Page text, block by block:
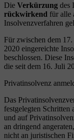
Die Verkürzung des
rückwirkend für alle
Insolvenzverfahren
Für zwischen dem
2020 eingereichte
beschlossen. Diese
die seit dem 16. Juli
Privatinsolvenz
Das
festgelegten Schritten
und auf
an dringend
nicht an juristischen